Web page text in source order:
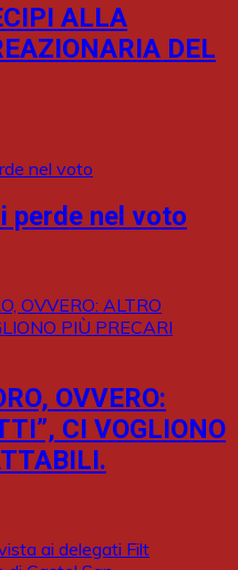
ALLA
DEL
perde nel voto
OVVERO:
CI VOGLIONO